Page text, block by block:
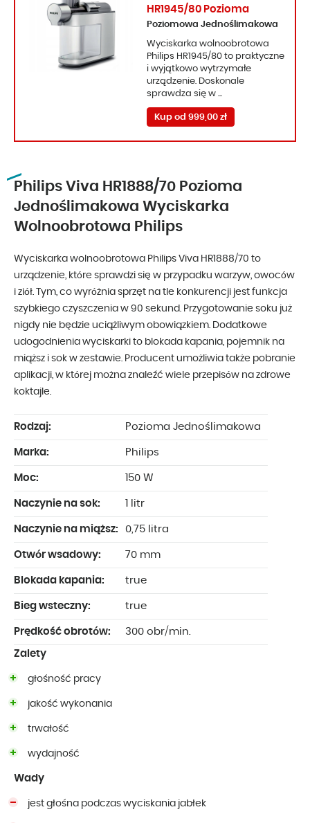
HR1945/80 Pozioma
Poziomowa Jednoślimakowa
Wyciskarka wolnoobrotowa
Philips HR1945/80 to praktyczne
i wyjątkowo wytrzymałe
urządzenie. Doskonale
sprawdza się w ...
Kup od 999,00 zł
Philips Viva HR1888/70 Pozioma
Jednoślimakowa Wyciskarka
Wolnoobrotowa Philips
Wyciskarka wolnoobrotowa Philips Viva HR1888/70 to
urządzenie, które sprawdzi się w przypadku warzyw, owoców
i ziół. Tym, co wyróżnia sprzęt na tle konkurencji jest funkcja
szybkiego czyszczenia w 90 sekund. Przygotowanie soku już
nigdy nie będzie uciążliwym obowiązkiem. Dodatkowe
udogodnienia wyciskarki to blokada kapania, pojemnik na
miąższ i sok w zestawie. Producent umożliwia także pobranie
aplikacji, w której można znaleźć wiele przepisów na zdrowe
koktajle.
Rodzaj: Pozioma Jednoślimakowa
Marka: Philips
Moc: 150 W
Naczynie na sok: 1 litr
Naczynie na miąższ: 0,75 litra
Otwór wsadowy: 70 mm
Blokada kapania: true
Bieg wsteczny: true
Prędkość obrotów: 300 obr/min.
Zalety
głośność pracy
jakość wykonania
trwałość
wydajność
Wady
jest głośna podczas wyciskania jabłek